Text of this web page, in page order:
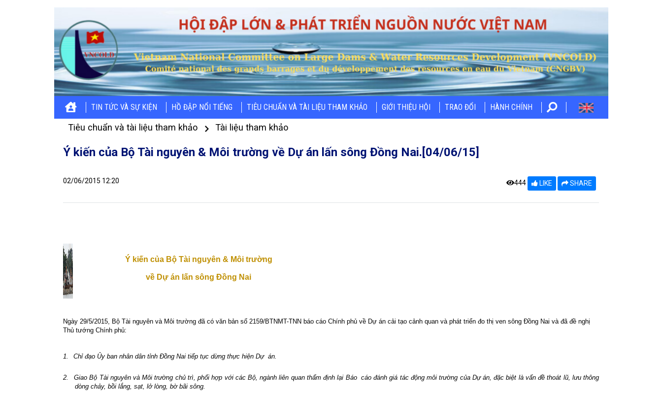
TIN TỨC VÀ SỰ KIỆN HỒ ĐẬP NỔI TIẾNG TIÊU CHUẨN VÀ TÀI LIỆU THAM KHẢO GIỚI THIỆU HỘI TRAO ĐỔI HÀNH CHÍNH
Tiêu chuẩn và tài liệu tham khảo Tài liệu tham khảo
Ý kiến của Bộ Tài nguyên & Môi trường về Dự án lấn sông Đồng Nai.[04/06/15]
02/06/2015 12:20 444 LIKE SHARE
Ý kiến của Bộ Tài nguyên & Môi trường
về Dự án lấn sông Đồng Nai
Ngày 29/5/2015, Bộ Tài nguyên và Môi trường đã có văn bản số 2159/BTNMT-TNN báo cáo Chính phủ về Dự án cải tạo cảnh quan và phát triển đo thị ven sông Đồng Nai và đã đề nghị
Thủ tướng Chính phủ:
1. Chỉ đạo Ủy ban nhân dân tỉnh Đồng Nai tiếp tục dừng thực hiện Dự án.
2. Giao Bộ Tài nguyên và Môi trường chủ trì, phối hợp với các Bộ, ngành liên quan thẩm định lại Báo cáo đánh giá tác động môi trường của Dự án, đặc biệt là vấn đề thoát lũ, lưu thông
dòng chảy, bồi lắng, sạt, lở lòng, bờ bãi sông.